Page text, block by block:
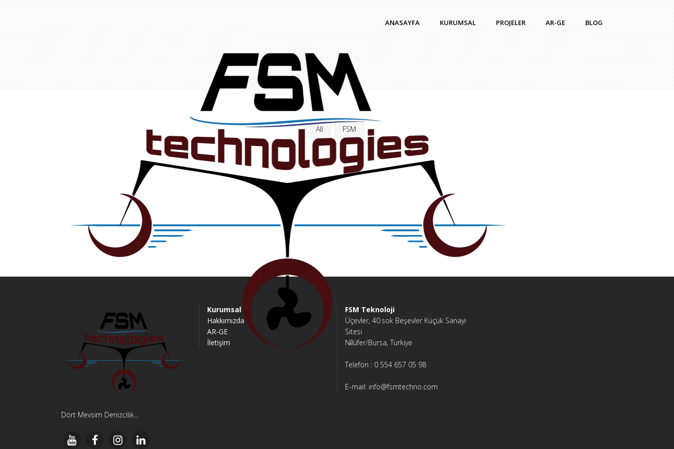
ANASAYFA KURUMSAL PROJELER AR-GE BLOG
All FSM
Dört Mevsim Denizcilik...
Kurumsal
Hakkımızda
AR-GE
İletişim
FSM Teknoloji
Üçevler, 40.sok Beşevler Küçük Sanayi
Sitesi
Ni̇lüfer/Bursa, Türkiye
Telefon : 0 554 657 05 98
E-mail: info@fsmtechno.com